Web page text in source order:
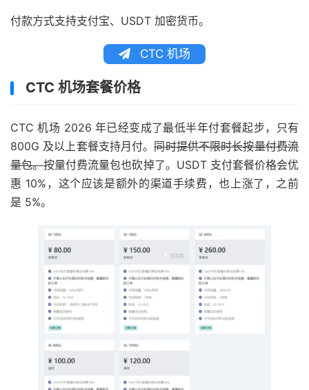
付款方式支持支付宝、USDT 加密货币。
CTC 机场
CTC 机场套餐价格
CTC 机场 2026 年已经变成了最低半年付套餐起步，只有
800G 及以上套餐支持月付。同时提供不限时长按量付费流
量包。按量付费流量包也砍掉了。USDT 支付套餐价格会优
惠 10%，这个应该是额外的渠道手续费，也上涨了，之前
是 5%。